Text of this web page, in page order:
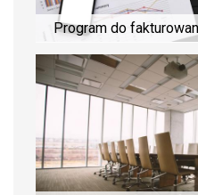
Program do